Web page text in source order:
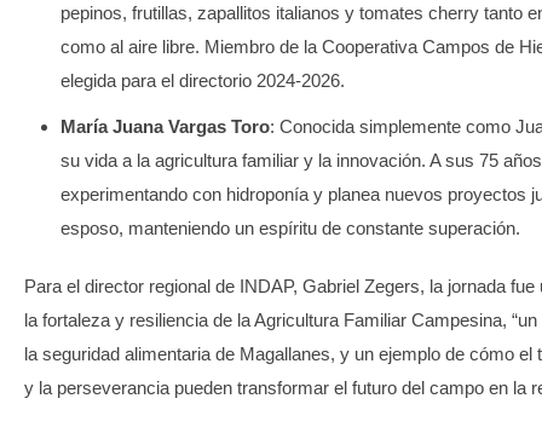
pepinos, frutillas, zapallitos italianos y tomates cherry tanto
como al aire libre. Miembro de la Cooperativa Campos de
elegida para el directorio 2024-2026.
María Juana Vargas Toro: Conocida simplemente como
su vida a la agricultura familiar y la innovación. A sus 75
experimentando con hidroponía y planea nuevos proyectos
esposo, manteniendo un espíritu de constante superación.
Para el director regional de INDAP, Gabriel Zegers, la jornada
la fortaleza y resiliencia de la Agricultura Familiar Campesina,
la seguridad alimentaria de Magallanes, y un ejemplo de cómo el
y la perseverancia pueden transformar el futuro del campo en la